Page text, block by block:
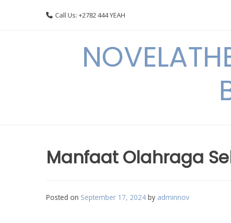
Call Us: +2782 444 YEAH
Manfaat Olahraga
Posted on September 17, 2024 by adminnov